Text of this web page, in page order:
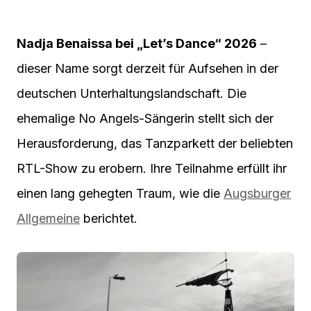
Nadja Benaissa bei „Let’s Dance“ 2026 –
dieser Name sorgt derzeit für Aufsehen in der
deutschen Unterhaltungslandschaft. Die
ehemalige No Angels-Sängerin stellt sich der
Herausforderung, das Tanzparkett der beliebten
RTL-Show zu erobern. Ihre Teilnahme erfüllt ihr
einen lang gehegten Traum, wie die Augsburger
Allgemeine berichtet.